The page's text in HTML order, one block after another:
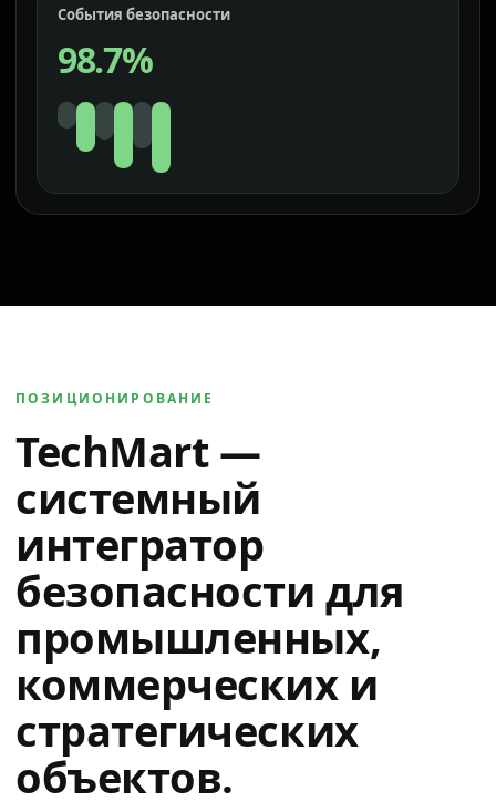
События безопасности
98.7%
ПОЗИЦИОНИРОВАНИЕ
TechMart —
системный
интегратор
безопасности для
промышленных,
коммерческих и
стратегических
объектов.